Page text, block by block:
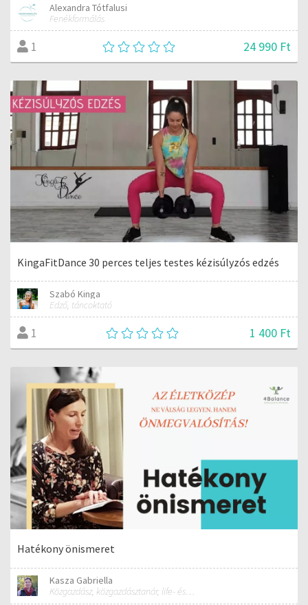
Alexandra Tótfalusi
Fenékformálás
1 24 990 Ft
KingaFitDance 30 perces teljes testes kézisúlyzós edzés
Szabó Kinga
Edző, táncoktató
1 1 400 Ft
Hatékony önismeret
Kasza Gabriella
Közgazdász, közgazdásztanár, life- és business coach